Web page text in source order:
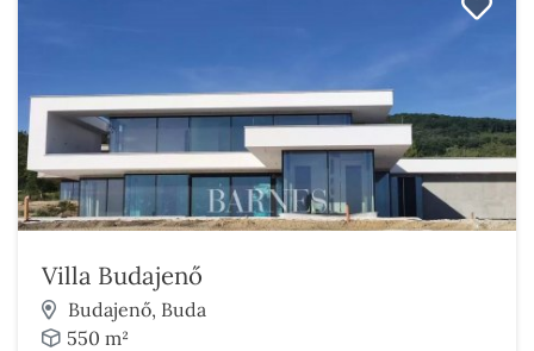
Villa Budajenő
Budajenő, Buda
550 m²